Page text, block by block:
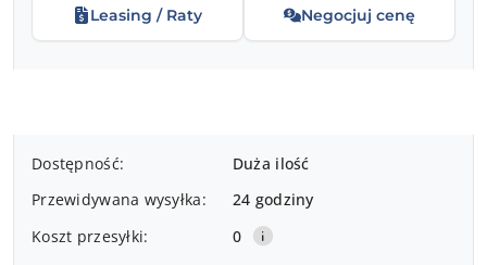
Leasing / Raty Negocjuj cenę
Dostępność
dostawa
Dostępność:
Duża ilość
Przewidywana wysyłka:
24 godziny
Koszt przesyłki:
0